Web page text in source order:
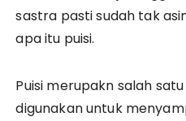
sastra pasti sudah tak
apa itu puisi.
Puisi merupakn salah
digunakan untuk